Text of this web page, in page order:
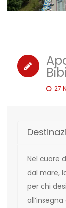
27
Nel cuore
dal mare,
per chi